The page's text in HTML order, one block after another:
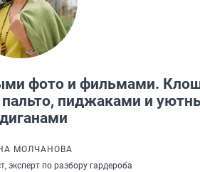
фото и фильмами.
пальто, пиджаками и
МОЛЧАНОВА
эксперт по разбору гардероба